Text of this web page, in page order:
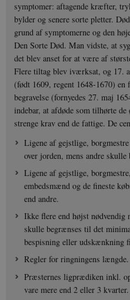
symptomer: aftagende kræfter,
bylder og senere sorte pletter.
grund af symptomerne og den
Den Sorte Død. Man vidste, at
det blev anset for at være af
Flere tiltag blev iværksat, og 17.
(født 1609, regent 1648-1670)
begravelse (fornyedes 27. maj
indebar, at afdøde som tilhørte
strenge krav end de fattige. De
Ligene af gejstlige,
over jorden, mens andre skulle
Ligene af gejstlige,
embedsmænd og de fineste
end andre.
Ikke flere end højst nødvendig
skulle begrænses til det
bespisning eller udskænkning
Regler for ringningens længde.
Præsternes ligprædiken inkl.
vare mere end 2 eller 3 kvarter.